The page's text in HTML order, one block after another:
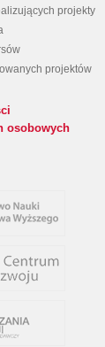
projekty
projektów
osobowych